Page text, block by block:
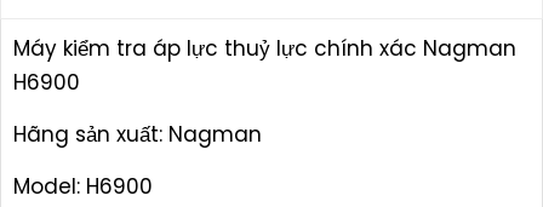
Máy kiểm tra áp lực thuỷ lực chính xác Nagman
H6900
Hãng sản xuất: Nagman
Model: H6900